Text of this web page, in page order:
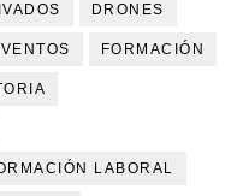
DRONES
FORMACIÓN
LABORAL